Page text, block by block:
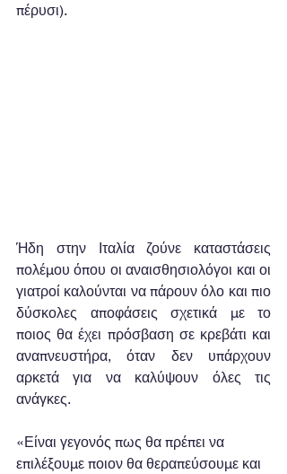
πέρυσι).
Ήδη στην Ιταλία ζούνε καταστάσεις
πολέμου όπου οι αναισθησιολόγοι και οι
γιατροί καλούνται να πάρουν όλο και πιο
δύσκολες αποφάσεις σχετικά με το
ποιος θα έχει πρόσβαση σε κρεβάτι και
αναπνευστήρα, όταν δεν υπάρχουν
αρκετά για να καλύψουν όλες τις
ανάγκες.
«Είναι γεγονός πως θα πρέπει να
επιλέξουμε ποιον θα θεραπεύσουμε και